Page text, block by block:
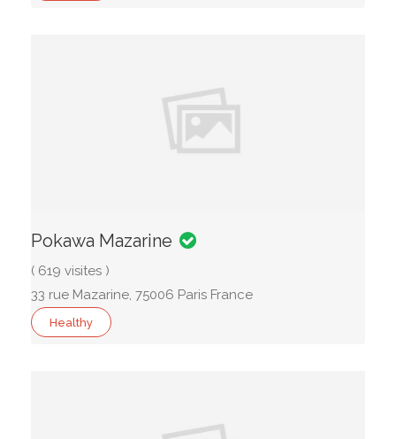
Pokawa Mazarine
( 619 visites )
33 rue Mazarine, 75006 Paris France
Healthy